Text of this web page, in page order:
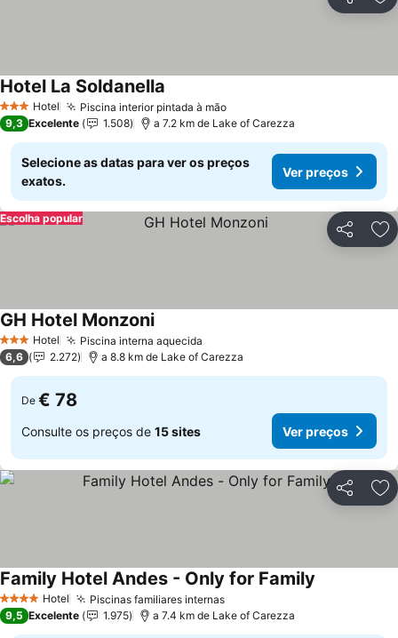
Partilhar
3 EstrelasHotel Piscina interior pintada à mãoVer preços
Hotel La Soldanella
9,3 Excelente 1.508 a 7.2 km de Lake of Carezza
Selecione as datas para ver os preços
exatos.
Ver preços
Partilhar
Escolha popular
3 EstrelasHotel Piscina interna aquecida
GH Hotel MonzoniVer preços
6,6 2.272 a 8.8 km de Lake of Carezza
De € 78
Consulte os preços de 15 sites Ver preços
Partilhar
4 EstrelasHotel Piscinas familiares internasVer preços
Family Hotel Andes - Only for Family
9,5 Excelente 1.975 a 7.4 km de Lake of Carezza